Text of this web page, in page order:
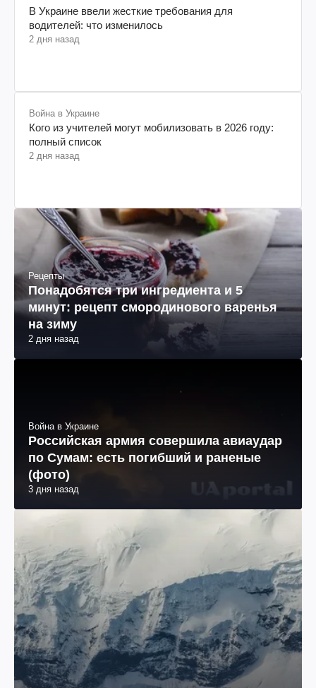
В Украине ввели жесткие требования для
водителей: что изменилось
2 дня назад
Война в Украине
Кого из учителей могут мобилизовать в 2026 году:
полный список
2 дня назад
Рецепты
Понадобятся три ингредиента и 5
минут: рецепт смородинового варенья
на зиму
2 дня назад
Война в Украине
Российская армия совершила авиаудар
по Сумам: есть погибший и раненые
(фото)
3 дня назад